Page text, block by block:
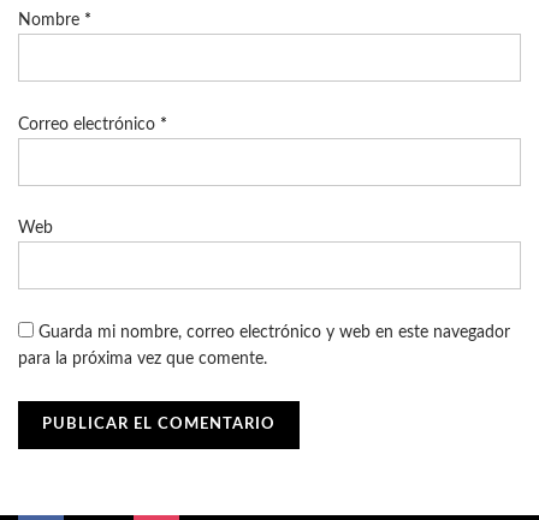
Nombre *
Correo electrónico *
Web
Guarda mi nombre, correo electrónico y web en este navegador
para la próxima vez que comente.